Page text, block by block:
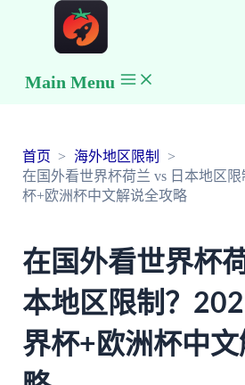
Main Menu
首页
海外地区限制
在国外看世界杯荷兰 vs 日本地区
杯+欧洲杯中文解说全攻略
在国外看世界杯
本地区限制？
界杯+欧洲杯中